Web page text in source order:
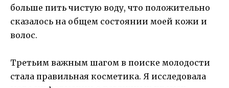
больше пить чистую воду, что положительно
сказалось на общем состоянии моей кожи и
волос.
Третьим важным шагом в поиске молодости
стала правильная косметика. Я исследовала